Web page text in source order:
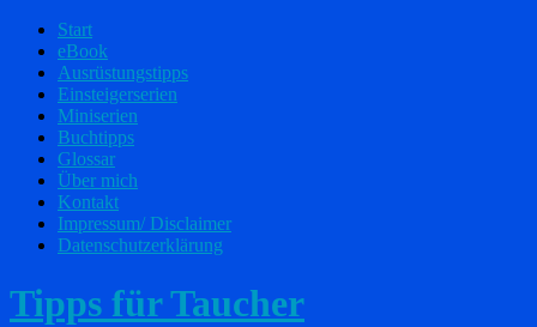
Start
eBook
Ausrüstungstipps
Einsteigerserien
Miniserien
Buchtipps
Glossar
Über mich
Kontakt
Impressum/ Disclaimer
Datenschutzerklärung
Tipps für Taucher